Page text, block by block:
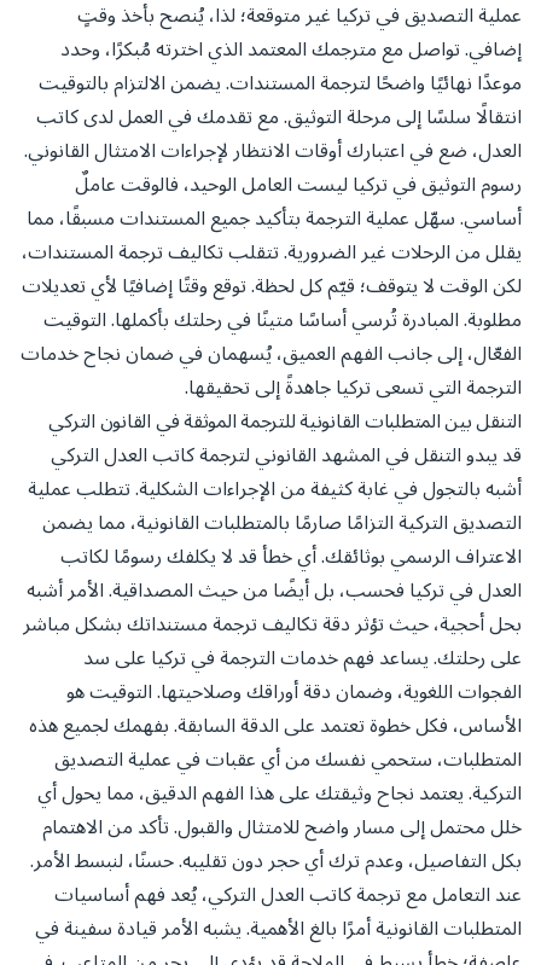
عملية التصديق في تركيا غير متوقعة؛ لذا، يُنصح بأخذ وقتٍ
إضافي. تواصل مع مترجمك المعتمد الذي اخترته مُبكرًا، وحدد
موعدًا نهائيًا واضحًا لترجمة المستندات. يضمن الالتزام بالتوقيت
انتقالًا سلسًا إلى مرحلة التوثيق. مع تقدمك في العمل لدى كاتب
العدل، ضع في اعتبارك أوقات الانتظار لإجراءات الامتثال القانوني.
رسوم التوثيق في تركيا ليست العامل الوحيد، فالوقت عاملٌ
أساسي. سهّل عملية الترجمة بتأكيد جميع المستندات مسبقًا، مما
يقلل من الرحلات غير الضرورية. تتقلب تكاليف ترجمة المستندات،
لكن الوقت لا يتوقف؛ قيّم كل لحظة. توقع وقتًا إضافيًا لأي تعديلات
مطلوبة. المبادرة تُرسي أساسًا متينًا في رحلتك بأكملها. التوقيت
الفعّال، إلى جانب الفهم العميق، يُسهمان في ضمان نجاح خدمات
الترجمة التي تسعى تركيا جاهدةً إلى تحقيقها.
التنقل بين المتطلبات القانونية للترجمة الموثقة في القانون التركي
قد يبدو التنقل في المشهد القانوني لترجمة كاتب العدل التركي
أشبه بالتجول في غابة كثيفة من الإجراءات الشكلية. تتطلب عملية
التصديق التركية التزامًا صارمًا بالمتطلبات القانونية، مما يضمن
الاعتراف الرسمي بوثائقك. أي خطأ قد لا يكلفك رسومًا لكاتب
العدل في تركيا فحسب، بل أيضًا من حيث المصداقية. الأمر أشبه
بحل أحجية، حيث تؤثر دقة تكاليف ترجمة مستنداتك بشكل مباشر
على رحلتك. يساعد فهم خدمات الترجمة في تركيا على سد
الفجوات اللغوية، وضمان دقة أوراقك وصلاحيتها. التوقيت هو
الأساس، فكل خطوة تعتمد على الدقة السابقة. بفهمك لجميع هذه
المتطلبات، ستحمي نفسك من أي عقبات في عملية التصديق
التركية. يعتمد نجاح وثيقتك على هذا الفهم الدقيق، مما يحول أي
خلل محتمل إلى مسار واضح للامتثال والقبول. تأكد من الاهتمام
بكل التفاصيل، وعدم ترك أي حجر دون تقليبه. حسنًا، لنبسط الأمر.
عند التعامل مع ترجمة كاتب العدل التركي، يُعد فهم أساسيات
المتطلبات القانونية أمرًا بالغ الأهمية. يشبه الأمر قيادة سفينة في